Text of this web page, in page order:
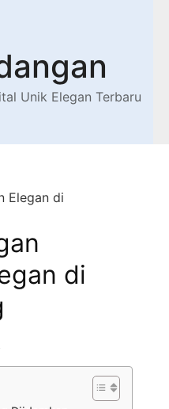
Unik Elegan Terbaru
Elegan di
di